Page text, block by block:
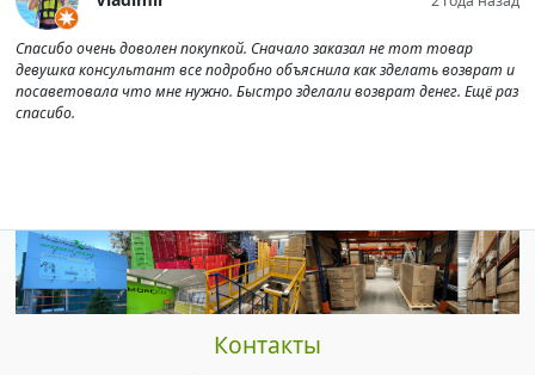
Спасибо очень доволен покупкой. Сначало заказал не тот товар
девушка консультант все подробно объяснила как зделать возврат и
посаветовала что мне нужно. Быстро зделали возврат денег. Ещё раз
спасибо.
Контакты